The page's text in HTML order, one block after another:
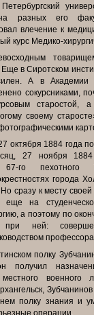
разных его
влечение к
курс Медико-
Еще в Сиротском
А в Академии
сокурсниками,
старостой,
своему
октября 1884 года
27 ноября 1884
го пехотного
города
сразу к месту
еще на
а поэтому по
при ней:
полку
получил
местного
полку знания и
операции.